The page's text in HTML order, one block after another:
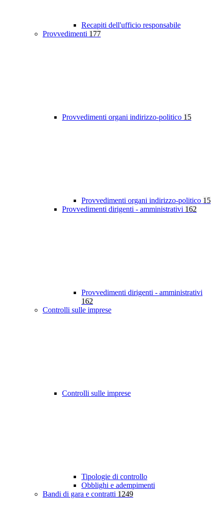
Recapiti dell'ufficio responsabile
Provvedimenti 177
Provvedimenti organi indirizzo-politico 15
Provvedimenti organi indirizzo-politico 15
Provvedimenti dirigenti - amministrativi 162
Provvedimenti dirigenti - amministrativi
162
Controlli sulle imprese
Controlli sulle imprese
Tipologie di controllo
Obblighi e adempimenti
Bandi di gara e contratti 1249